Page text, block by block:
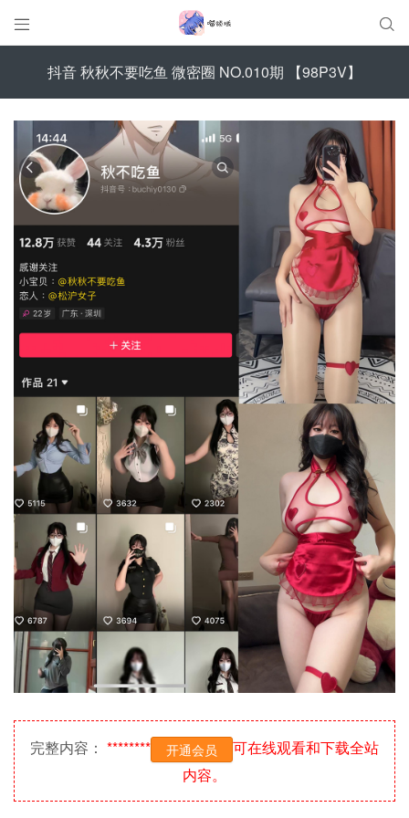
 
抖音 秋秋不要吃鱼 微密圈 NO.010期 【98P3V】
完整内容： ******** 开通会员
可在线观看和下载全站
内容。